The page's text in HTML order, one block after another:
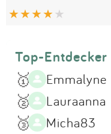
Top-
🥇 Emmalyne
🥈 Lauraanna
🥉 Micha83